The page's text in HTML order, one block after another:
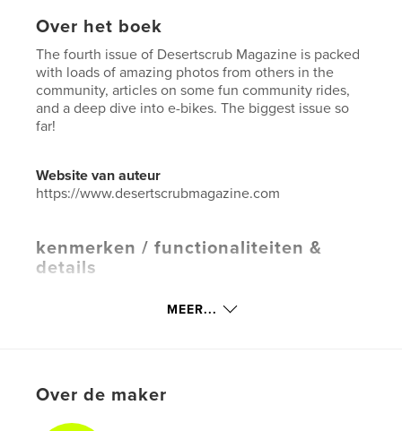
Over het boek
The fourth issue of Desertscrub Magazine is packed
with loads of amazing photos from others in the
community, articles on some fun community rides,
and a deep dive into e-bikes. The biggest issue so
far!
Website van auteur
https://www.desertscrubmagazine.com
kenmerken / functionaliteiten &
details
Datum publiceren:mar 31, 2026
TaalEnglish
MEER...
Over de maker